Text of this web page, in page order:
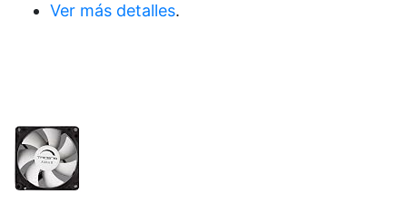
Ver más detalles.